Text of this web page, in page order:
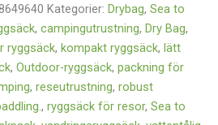
Kategorier: Drybag, Sea to
, campingutrustning, Dry Bag,
ryggsäck, kompakt ryggsäck, lätt
, Outdoor-ryggsäck, packning för
, reseutrustning, robust
, ryggsäck för resor, Sea to